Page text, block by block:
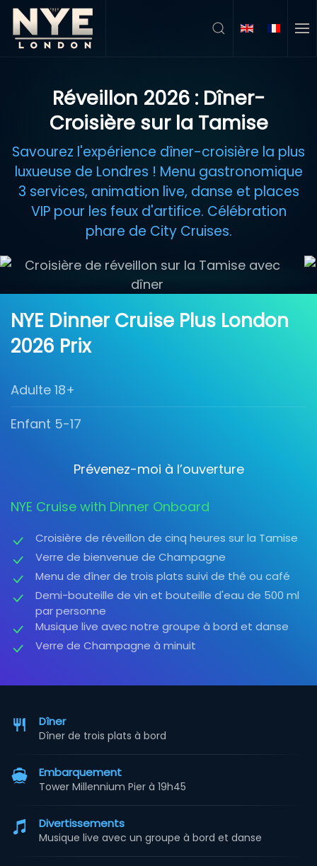
Accéder au contenu principal
Réveillon 2026 : Dîner-
Croisière sur la Tamise
Savourez l'expérience dîner-croisière la plus
luxueuse de Londres ! Menu gastronomique
3 services, animation live, danse et places
VIP pour les feux d'artifice. Célébration
phare de City Cruises.
NYE Dinner Cruise Plus London
2026 Prix
Adulte 18+
Enfant 5-17
Prévenez-moi à l’ouverture
NYE Cruise with Dinner Onboard
Croisière de réveillon de cinq heures sur la Tamise
Verre de bienvenue de Champagne
Menu de dîner de trois plats suivi de thé ou café
Demi-bouteille de vin et bouteille d'eau de 500 ml
par personne
Musique live avec notre groupe à bord et danse
Verre de Champagne à minuit
Dîner
Dîner de trois plats à bord
Embarquement
Tower Millennium Pier à 19h45
Divertissements
Musique live avec un groupe à bord et danse